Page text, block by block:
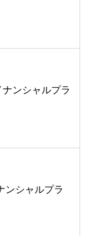
ンシャルプラ
ンシャルプラ